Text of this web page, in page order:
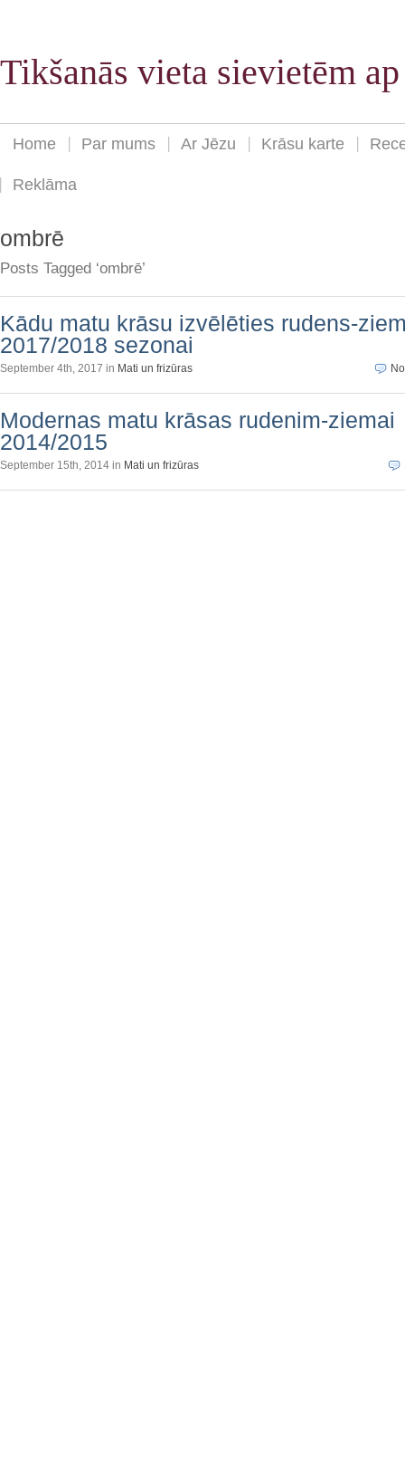
Tikšanās vieta sievietēm
Home Par mums Ar Jēzu Krāsu karte
Reklāma
ombrē
Posts Tagged ‘ombrē’
Kādu matu krāsu izvēlēties rudens-
2017/2018 sezonai
September 4th, 2017 in Mati un frizūras
Modernas matu krāsas rudenim-ziemai
2014/2015
September 15th, 2014 in Mati un frizūras